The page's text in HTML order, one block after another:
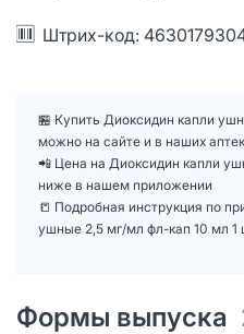
Штрих-код:
🏪 Купить Диоксидин капли
можно на сайте и в наших
📲 Цена на Диоксидин капли
ниже в нашем приложении
📒 Подробная инструкция по
ушные 2,5 мг/мл фл-кап 10 мл 1
Формы выпуска